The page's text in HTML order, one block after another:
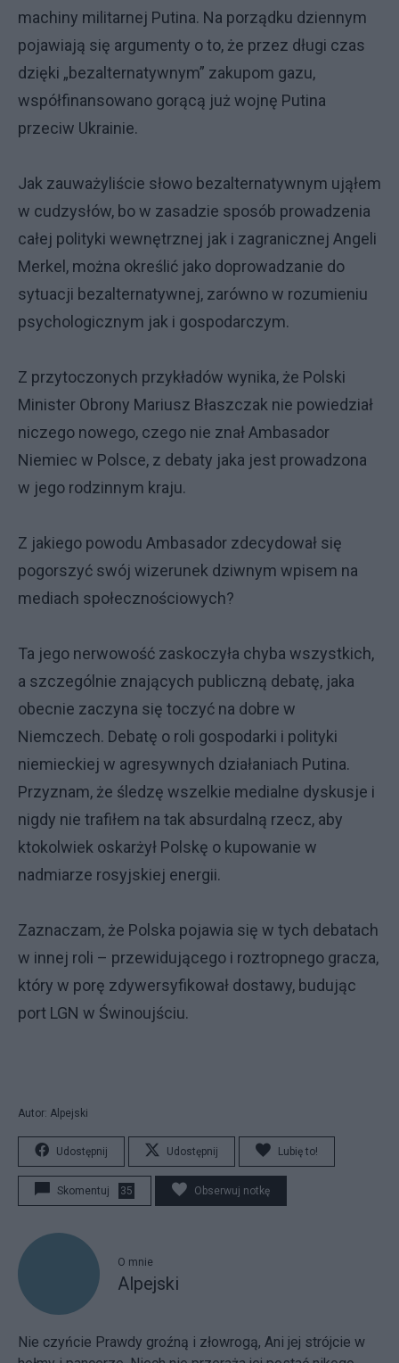
machiny militarnej Putina. Na porządku dziennym
pojawiają się argumenty o to, że przez długi czas
dzięki „bezalternatywnym” zakupom gazu,
współfinansowano gorącą już wojnę Putina
przeciw Ukrainie.
Jak zauważyliście słowo bezalternatywnym ująłem
w cudzysłów, bo w zasadzie sposób prowadzenia
całej polityki wewnętrznej jak i zagranicznej Angeli
Merkel, można określić jako doprowadzanie do
sytuacji bezalternatywnej, zarówno w rozumieniu
psychologicznym jak i gospodarczym.
Z przytoczonych przykładów wynika, że Polski
Minister Obrony Mariusz Błaszczak nie powiedział
niczego nowego, czego nie znał Ambasador
Niemiec w Polsce, z debaty jaka jest prowadzona
w jego rodzinnym kraju.
Z jakiego powodu Ambasador zdecydował się
pogorszyć swój wizerunek dziwnym wpisem na
mediach społecznościowych?
Ta jego nerwowość zaskoczyła chyba wszystkich,
a szczególnie znających publiczną debatę, jaka
obecnie zaczyna się toczyć na dobre w
Niemczech. Debatę o roli gospodarki i polityki
niemieckiej w agresywnych działaniach Putina.
Przyznam, że śledzę wszelkie medialne dyskusje i
nigdy nie trafiłem na tak absurdalną rzecz, aby
ktokolwiek oskarżył Polskę o kupowanie w
nadmiarze rosyjskiej energii.
Zaznaczam, że Polska pojawia się w tych debatach
w innej roli – przewidującego i roztropnego gracza,
który w porę zdywersyfikował dostawy, budując
port LGN w Świnoujściu.
Autor: Alpejski
Udostępnij Udostępnij Lubię to!
Skomentuj 35 Obserwuj notkę
O mnie
Alpejski
Nie czyńcie Prawdy groźną i złowrogą, Ani jej strójcie w